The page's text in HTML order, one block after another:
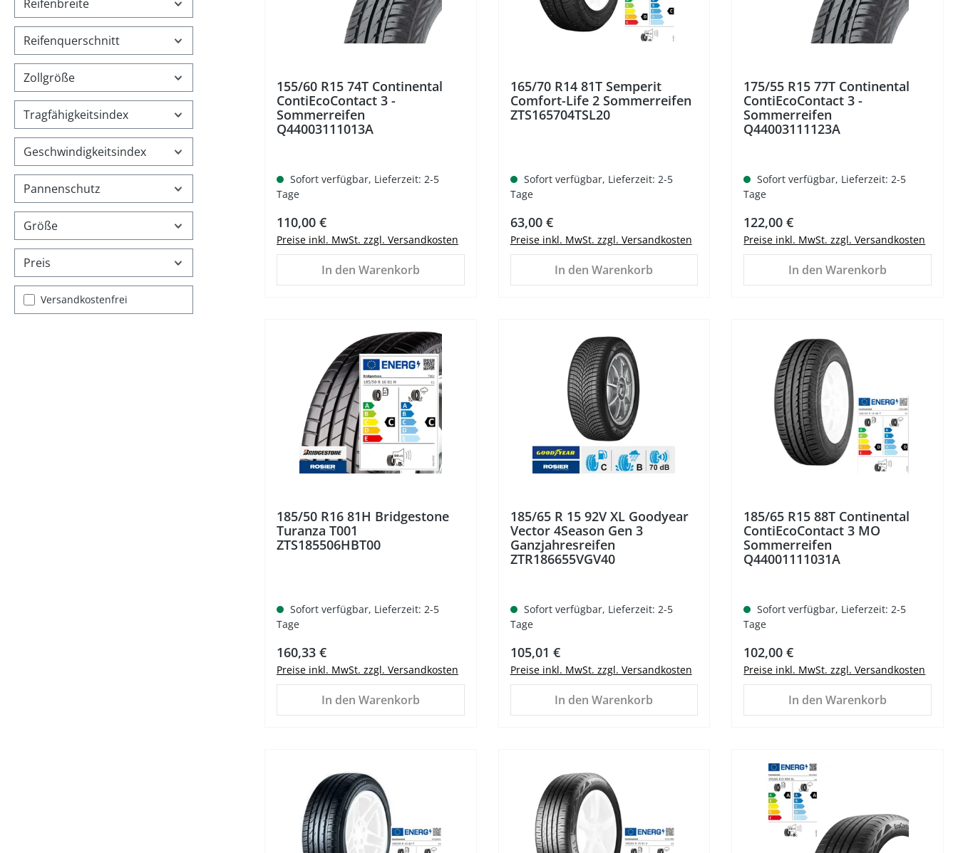
Reifenbreite
Reifenquerschnitt
Zollgröße
Tragfähigkeitsindex
Geschwindigkeitsindex
Pannenschutz
Größe
Preis
Filter hinzufügen: Versandkostenfrei
Versandkostenfrei
155/60 R15 74T Continental
ContiEcoContact 3 -
Sommerreifen
Q44003111013A
Sofort verfügbar, Lieferzeit: 2-5
Tage
Regulärer Preis:
110,00 €
Preise inkl. MwSt. zzgl. Versandkosten
In den Warenkorb
165/70 R14 81T Semperit
Comfort-Life 2 Sommerreifen
ZTS165704TSL20
Sofort verfügbar, Lieferzeit: 2-5
Tage
Regulärer Preis:
63,00 €
Preise inkl. MwSt. zzgl. Versandkosten
In den Warenkorb
175/55 R15 77T Continental
ContiEcoContact 3 -
Sommerreifen
Q44003111123A
Sofort verfügbar, Lieferzeit: 2-5
Tage
Regulärer Preis:
122,00 €
Preise inkl. MwSt. zzgl. Versandkosten
In den Warenkorb
185/50 R16 81H Bridgestone
Turanza T001
ZTS185506HBT00
Sofort verfügbar, Lieferzeit: 2-5
Tage
Regulärer Preis:
160,33 €
Preise inkl. MwSt. zzgl. Versandkosten
In den Warenkorb
185/65 R 15 92V XL Goodyear
Vector 4Season Gen 3
Ganzjahresreifen
ZTR186655VGV40
Sofort verfügbar, Lieferzeit: 2-5
Tage
Regulärer Preis:
105,01 €
Preise inkl. MwSt. zzgl. Versandkosten
In den Warenkorb
185/65 R15 88T Continental
ContiEcoContact 3 MO
Sommerreifen
Q44001111031A
Sofort verfügbar, Lieferzeit: 2-5
Tage
Regulärer Preis:
102,00 €
Preise inkl. MwSt. zzgl. Versandkosten
In den Warenkorb